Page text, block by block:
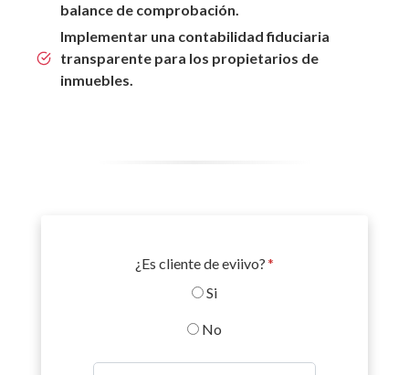
balance de comprobación.
Implementar una contabilidad fiduciaria
transparente para los propietarios de
inmuebles.
¿Es cliente de eviivo?*
Si
No